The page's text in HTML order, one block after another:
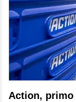
Action,